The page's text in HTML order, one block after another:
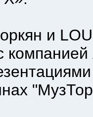
и